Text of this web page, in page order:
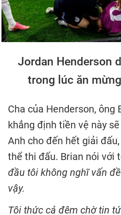
Jordan Henderson
trong lúc ăn
Cha của Henderson, ông
khẳng định tiền vệ này
Anh cho đến hết giải
thể thi đấu. Brian nói với
đầu tôi không nghĩ vấn
vậy.
Tôi thức cả đêm chờ tin